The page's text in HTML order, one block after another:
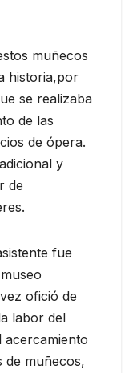
muñecos
historia,por
se realizaba
de las
de ópera.
y
de
fue
ofició de
labor del
de muñecos,